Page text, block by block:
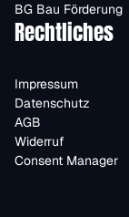
BG Bau Förderung
Rechtliches
Impressum
Datenschutz
AGB
Widerruf
Consent Manager